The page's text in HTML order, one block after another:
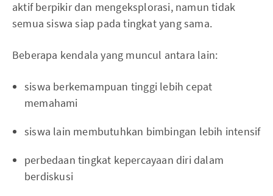
aktif berpikir dan mengeksplorasi, namun tidak
semua siswa siap pada tingkat yang sama.
Beberapa kendala yang muncul antara lain:
siswa berkemampuan tinggi lebih cepat
memahami
siswa lain membutuhkan bimbingan lebih intensif
perbedaan tingkat kepercayaan diri dalam
berdiskusi